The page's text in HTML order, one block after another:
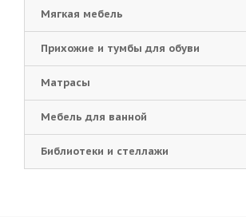
Мягкая мебель
Прихожие и тумбы для обуви
Матрасы
Мебель для ванной
Библиотеки и стеллажи